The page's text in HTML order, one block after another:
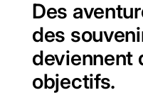
Des
des
deviennent
objectifs.